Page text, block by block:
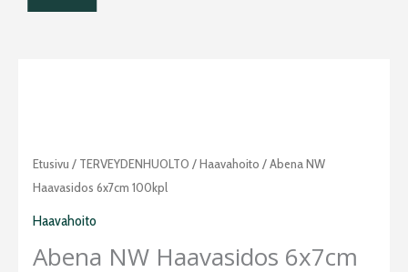
Etusivu / TERVEYDENHUOLTO /Haavahoito / Abena NW
Haavasidos 6x7cm 100kpl
Haavahoito
Abena NW Haavasidos 6x7cm
Abena
NW
haavasidos
100kpl